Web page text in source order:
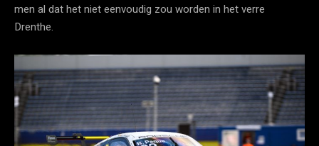
men al dat het niet eenvoudig zou worden in het verre
Drenthe.